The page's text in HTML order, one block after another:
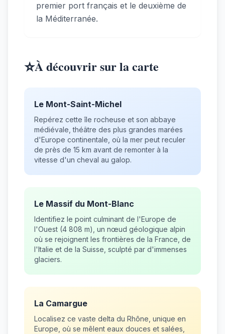
premier port français et le deuxième de
la Méditerranée.
⭐À découvrir sur la carte
Le Mont-Saint-Michel
Repérez cette île rocheuse et son abbaye
médiévale, théâtre des plus grandes marées
d'Europe continentale, où la mer peut reculer
de près de 15 km avant de remonter à la
vitesse d'un cheval au galop.
Le Massif du Mont-Blanc
Identifiez le point culminant de l'Europe de
l'Ouest (4 808 m), un nœud géologique alpin
où se rejoignent les frontières de la France, de
l'Italie et de la Suisse, sculpté par d'immenses
glaciers.
La Camargue
Localisez ce vaste delta du Rhône, unique en
Europe, où se mêlent eaux douces et salées,